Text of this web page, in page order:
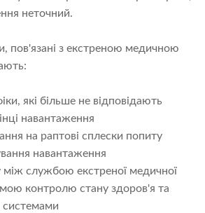
неточний.
пов'язані з екстреною медичною
які більше не відповідають
навантаження
на раптові сплески попиту
навантаження
між службою екстреної медичної
контролю стану здоров'я та